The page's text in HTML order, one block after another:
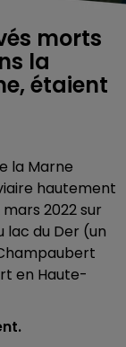
morts
la
étaient
la Marne
hautement
2022 sur
lac du Der (un
en Haute-